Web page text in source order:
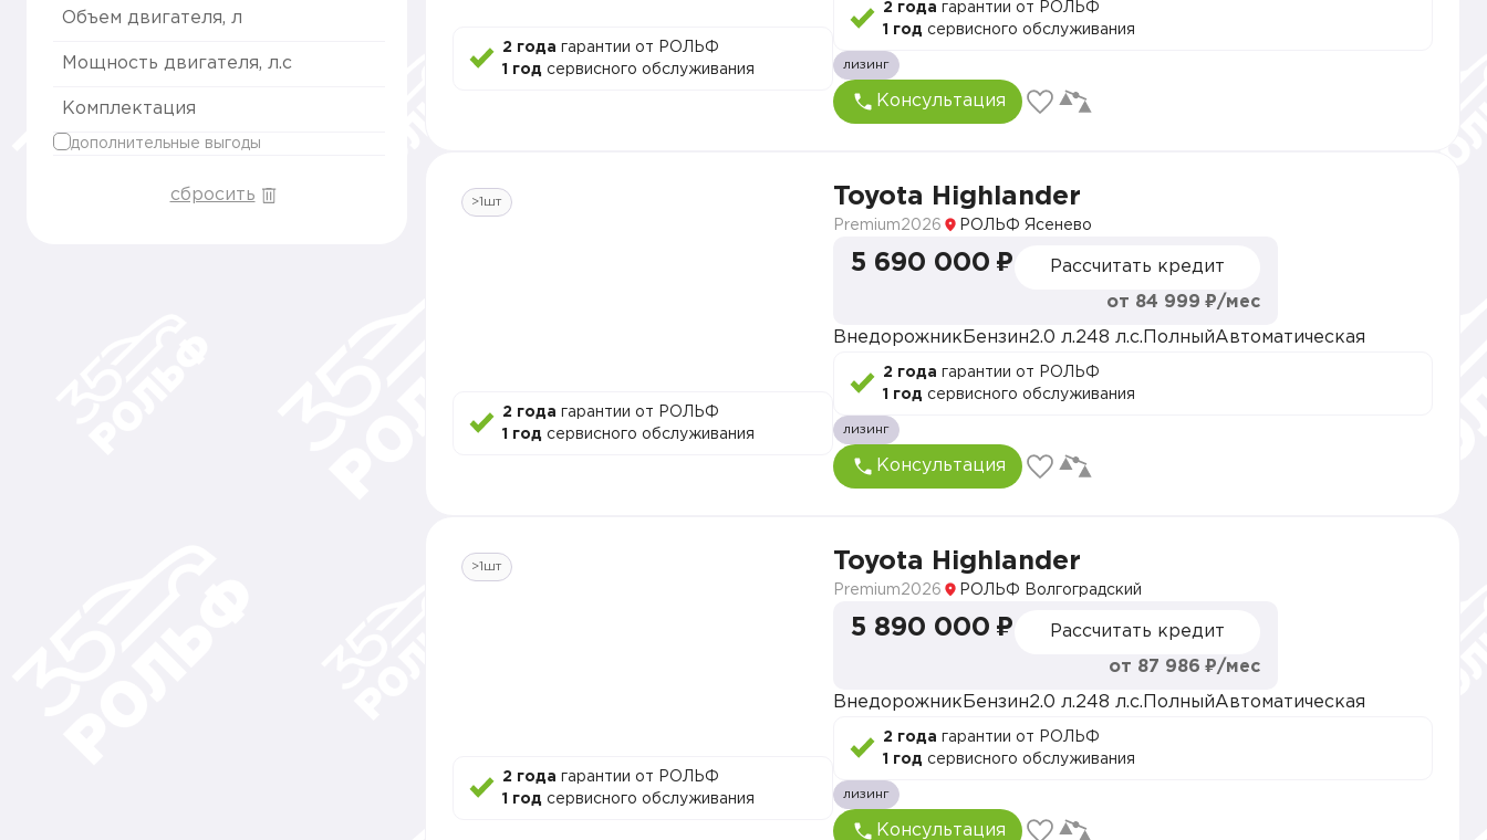
Объем двигателя, л
Мощность двигателя, л.с
Комплектация
дополнительные выгоды
сбросить
2 года гарантии от РОЛЬФ
1 год сервисного обслуживания
2 года гарантии от РОЛЬФ
1 год сервисного обслуживания
лизинг
Консультация
>1шт
2 года гарантии от РОЛЬФ
1 год сервисного обслуживания
Toyota Highlander
Premium2026 РОЛЬФ Ясенево
5 690 000 ₽ Рассчитать кредит
от 84 999 ₽/мес
Внедорожник Бензин2.0 л.248 л.с. ПолныйАвтоматическая
2 года гарантии от РОЛЬФ
1 год сервисного обслуживания
лизинг
Консультация
>1шт
2 года гарантии от РОЛЬФ
1 год сервисного обслуживания
Toyota Highlander
Premium2026 РОЛЬФ Волгоградский
5 890 000 ₽ Рассчитать кредит
от 87 986 ₽/мес
Внедорожник Бензин2.0 л.248 л.с. ПолныйАвтоматическая
2 года гарантии от РОЛЬФ
1 год сервисного обслуживания
лизинг
Консультация